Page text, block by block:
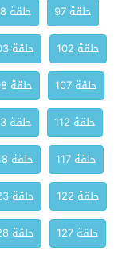
حلقة 97
حلقة 98
حلقة 102
حلقة 103
حلقة 107
حلقة 108
حلقة 112
حلقة 113
حلقة 117
حلقة 118
حلقة 122
حلقة 123
حلقة 127
حلقة 128